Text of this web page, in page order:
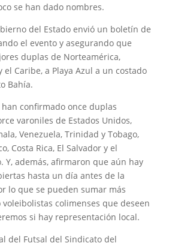
se han dado nombres.
del Estado envió un boletín de
el evento y asegurando que
duplas de Norteamérica,
el Caribe, a Playa Azul a un costado
Bahía.
confirmado once duplas
varoniles de Estados Unidos,
Venezuela, Trinidad y Tobago,
Costa Rica, El Salvador y el
Y, además, afirmaron que aún hay
hasta un día antes de la
lo que se pueden sumar más
voleibolistas colimenses que deseen
si hay representación local.
del Futsal del Sindicato del